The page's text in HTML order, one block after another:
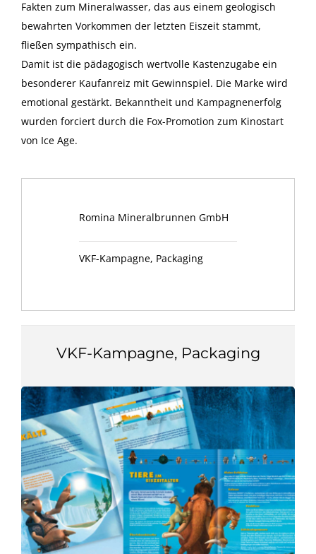
Fakten zum Mineralwasser, das aus einem geologisch
bewahrten Vorkommen der letzten Eiszeit stammt,
fließen sympathisch ein.
Damit ist die pädagogisch wertvolle Kastenzugabe ein
besonderer Kaufanreiz mit Gewinnspiel. Die Marke wird
emotional gestärkt. Bekanntheit und Kampagnenerfolg
wurden forciert durch die Fox-Promotion zum Kinostart
von Ice Age.
Romina Mineralbrunnen GmbH
VKF-Kampagne, Packaging
VKF-Kampagne, Packaging